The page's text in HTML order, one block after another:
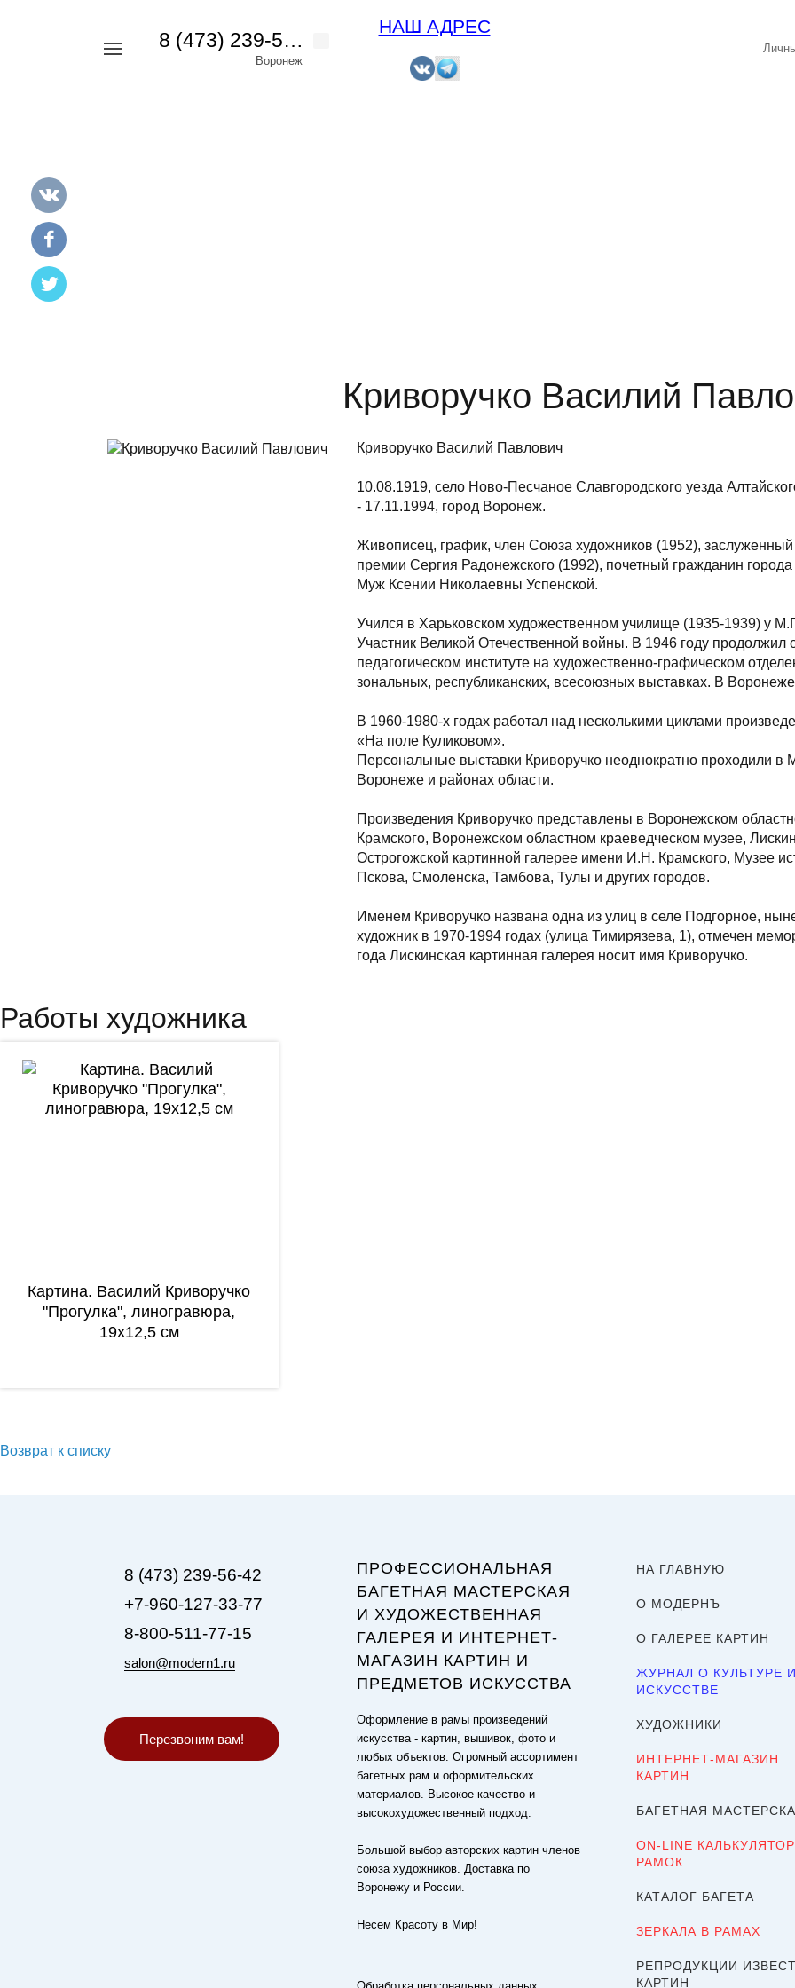
8 (473) 239-56-42
Воронеж
НАШ АДРЕС
Криворучко Василий
Криворучко Василий Павлович
10.08.1919, село Ново-Песчаное Славгородского уезда
- 17.11.1994, город Воронеж.
Живописец, график, член Союза художников (1952),
премии Сергия Радонежского (1992), почетный гражданин
Муж Ксении Николаевны Успенской.
Учился в Харьковском художественном училище (1935-1939) у
Участник Великой Отечественной войны. В 1946 году продолжил
педагогическом институте на художественно-графическом
зональных, республиканских, всесоюзных выставках. В
В 1960-1980-х годах работал над несколькими циклами
«На поле Куликовом».
Персональные выставки Криворучко неоднократно проходили в
Воронеже и районах области.
Произведения Криворучко представлены в Воронежском
Крамского, Воронежском областном краеведческом музее,
Острогожской картинной галерее имени И.Н. Крамского, Музее
Пскова, Смоленска, Тамбова, Тулы и других городов.
Именем Криворучко названа одна из улиц в селе Подгорное,
художник в 1970-1994 годах (улица Тимирязева, 1), отмечен
года Лискинская картинная галерея носит имя Криворучко.
Работы художника
Картина. Василий Криворучко
"Прогулка", линогравюра,
19х12,5 см
Возврат к списку
8 (473) 239-56-42
+7-960-127-33-77
8-800-511-77-15
salon@modern1.ru
Перезвоним вам!
ПРОФЕССИОНАЛЬНАЯ
БАГЕТНАЯ МАСТЕРСКАЯ
И ХУДОЖЕСТВЕННАЯ
ГАЛЕРЕЯ И ИНТЕРНЕТ-
МАГАЗИН КАРТИН И
ПРЕДМЕТОВ ИСКУССТВА
Оформление в рамы произведений
искусства - картин, вышивок, фото и
любых объектов. Огромный ассортимент
багетных рам и оформительских
материалов. Высокое качество и
высокохудожественный подход.
Большой выбор авторских картин членов
союза художников. Доставка по
Воронежу и России.
Несем Красоту в Мир!
НА ГЛАВНУЮ
О МОДЕРНЪ
О ГАЛЕРЕЕ КАРТИН
ЖУРНАЛ О КУЛЬТУРЕ И
ИСКУССТВЕ
ХУДОЖНИКИ
ИНТЕРНЕТ-МАГАЗИН
КАРТИН
БАГЕТНАЯ
ON-LINE КАЛЬКУЛЯТОР
РАМОК
КАТАЛОГ БАГЕТА
ЗЕРКАЛА В РАМАХ
РЕПРОДУКЦИИ
КАРТИН